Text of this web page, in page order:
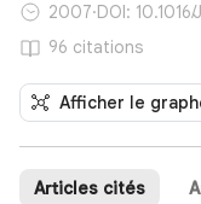
2007·DOI:
96 citations
Afficher le
Articles cités